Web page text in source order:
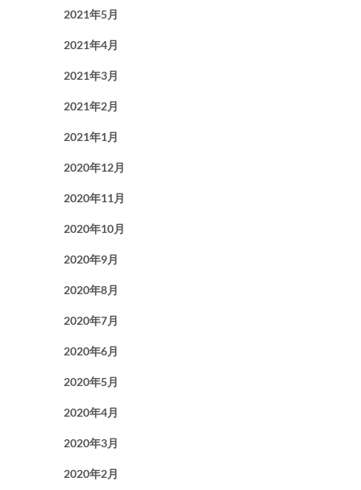
2021年5月
2021年4月
2021年3月
2021年2月
2021年1月
2020年12月
2020年11月
2020年10月
2020年9月
2020年8月
2020年7月
2020年6月
2020年5月
2020年4月
2020年3月
2020年2月